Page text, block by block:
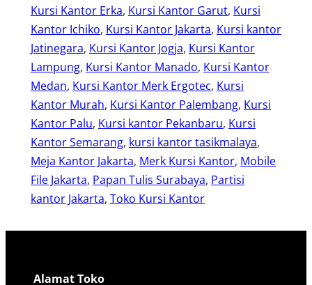
Kursi Kantor Erka, Kursi Kantor Garut, Kursi
Kantor Ichiko, Kursi Kantor Jakarta, Kursi kantor
Jatinegara, Kursi Kantor Jogja, Kursi Kantor
Lampung, Kursi Kantor Manado, Kursi Kantor
Medan, Kursi Kantor Merk Ergotec, Kursi
Kantor Murah, Kursi Kantor Palembang, Kursi
Kantor Palu, Kursi kantor Pekanbaru, Kursi
Kantor Semarang, kursi kantor tasikmalaya
Meja Kantor Jakarta, Merk Kursi Kantor, Mobile
File Jakarta, Papan Tulis Surabaya, Partisi
kantor Jakarta, Toko Kursi Kantor
Alamat Toko